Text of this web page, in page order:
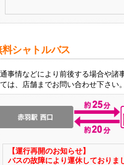
料シャトルバス
事情などにより前後する場合や諸
は、店舗までお問い合わせ下さい。
【運行再開のお知らせ】
バスの故障により運休しておりま